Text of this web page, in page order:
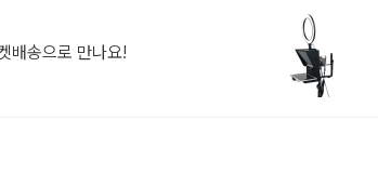
배송으로 만나요!